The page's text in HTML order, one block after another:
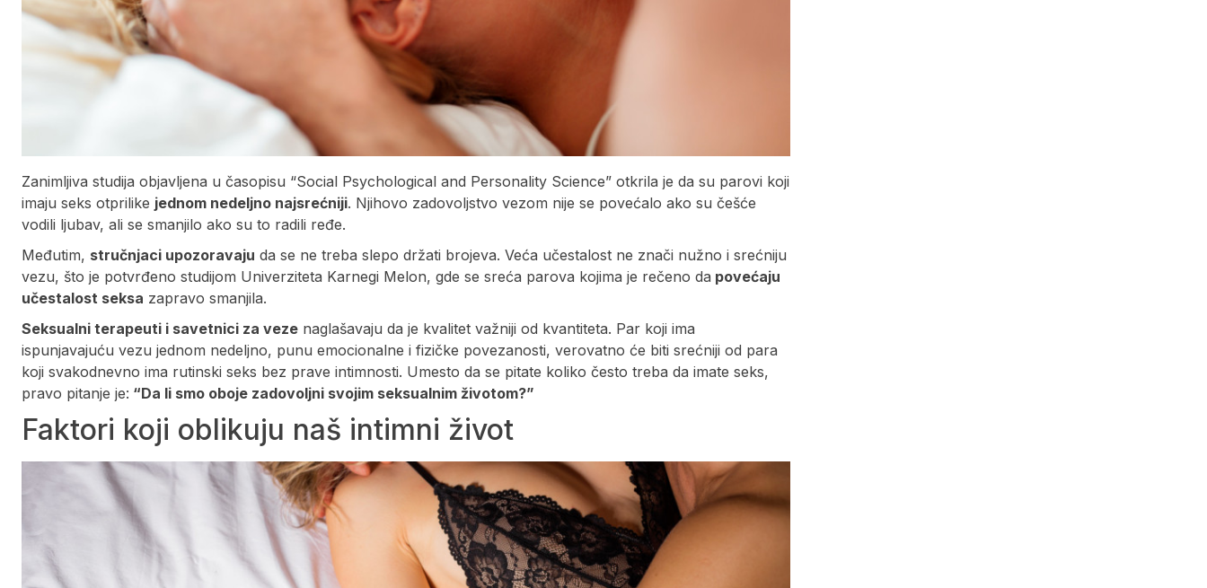
Zanimljiva studija objavljena u časopisu “Social Psychological and Personality Science” otkrila je da su parovi koji
imaju seks otprilike jednom nedeljno najsrećniji. Njihovo zadovoljstvo vezom nije se povećalo ako su češće
vodili ljubav, ali se smanjilo ako su to radili ređe.
Međutim, stručnjaci upozoravaju da se ne treba slepo držati brojeva. Veća učestalost ne znači nužno i srećniju
vezu, što je potvrđeno studijom Univerziteta Karnegi Melon, gde se sreća parova kojima je rečeno da povećaju
učestalost seksa zapravo smanjila.
Seksualni terapeuti i savetnici za veze naglašavaju da je kvalitet važniji od kvantiteta. Par koji ima
ispunjavajuću vezu jednom nedeljno, punu emocionalne i fizičke povezanosti, verovatno će biti srećniji od para
koji svakodnevno ima rutinski seks bez prave intimnosti. Umesto da se pitate koliko često treba da imate seks,
pravo pitanje je: “Da li smo oboje zadovoljni svojim seksualnim životom?”
Faktori koji oblikuju naš intimni život